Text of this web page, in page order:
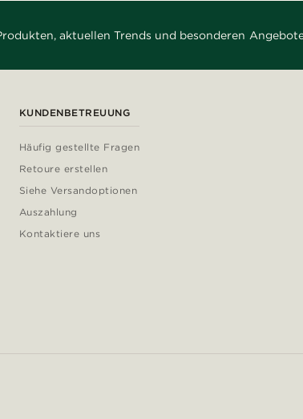
aktuellen Trends und besonderen
KUNDENBETREUUNG
Häufig gestellte Fragen
Retoure erstellen
Siehe Versandoptionen
Auszahlung
Kontaktiere uns